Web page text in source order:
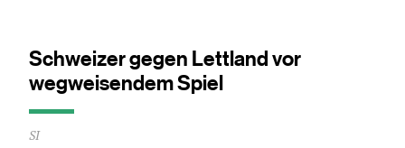
Minuten
Schweizer gegen Lettland vor
wegweisendem Spiel
Durchschnittliche
Lesezeit
SI